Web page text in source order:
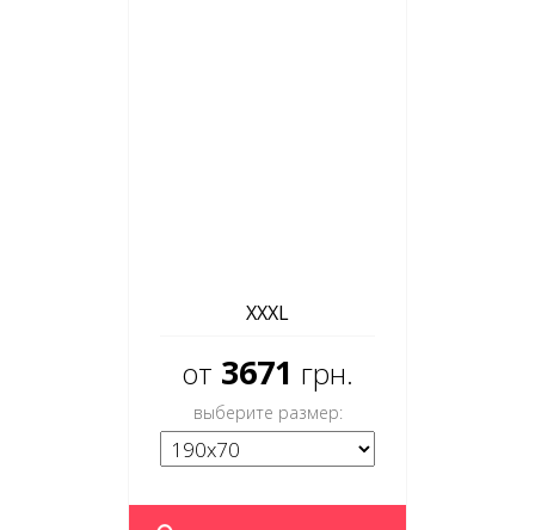
XXXL
от 3671 грн.
выберите размер: